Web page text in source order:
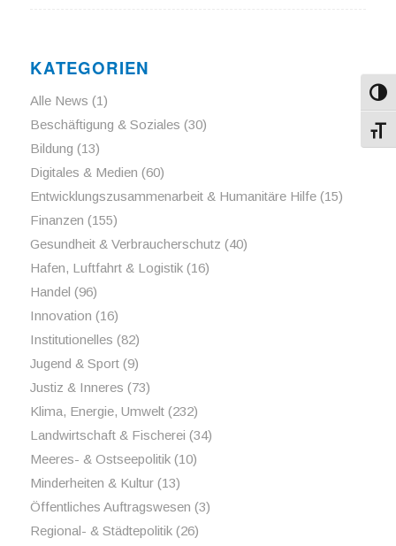
KATEGORIEN
Alle News (1)
Beschäftigung & Soziales (30)
Bildung (13)
Digitales & Medien (60)
Entwicklungszusammenarbeit & Humanitäre Hilfe(15)
Finanzen (155)
Gesundheit & Verbraucherschutz (40)
Hafen, Luftfahrt & Logistik(16)
Handel (96)
Innovation (16)
Institutionelles (82)
Jugend & Sport(9)
Justiz & Inneres (73)
Klima, Energie, Umwelt(232)
Landwirtschaft & Fischerei (34)
Meeres- & Ostseepolitik(10)
Minderheiten & Kultur(13)
Öffentliches Auftragswesen (3)
Regional- & Städtepolitik(26)